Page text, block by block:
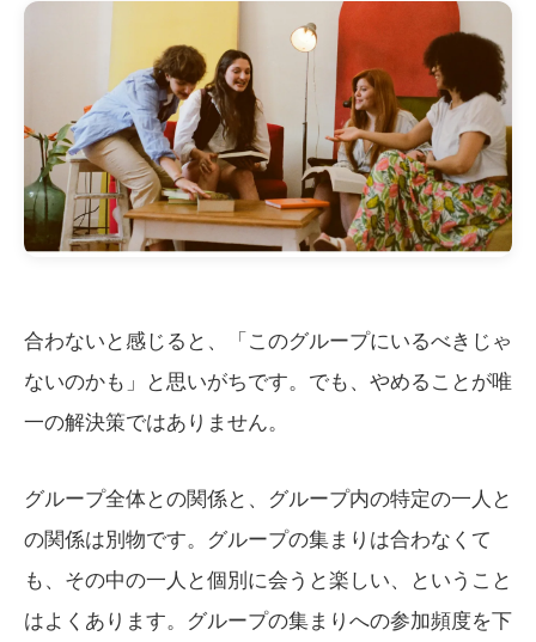
合わないと感じると、「このグループにいるべきじゃ
ないのかも」と思いがちです。でも、やめることが唯
一の解決策ではありません。
グループ全体との関係と、グループ内の特定の一人と
の関係は別物です。グループの集まりは合わなくて
も、その中の一人と個別に会うと楽しい、ということ
はよくあります。グループの集まりへの参加頻度を下